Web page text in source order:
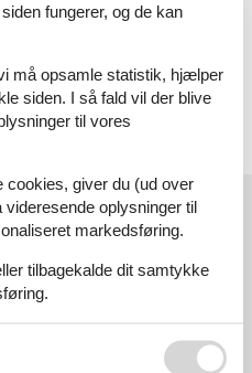
fungerer, og de kan
må opsamle statistik, hjælper
siden. I så fald vil der blive
til vores
cookies, giver du (ud over
oplysninger til
markedsføring.
tilbagekalde dit samtykke